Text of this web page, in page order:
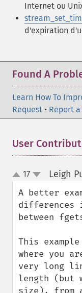
Internet ou
d'expiration
Found A
Learn How To
Request • Report a
User
up
down
17 Leigh
A better
differences
between
This
where you
very long
length (but
size), from